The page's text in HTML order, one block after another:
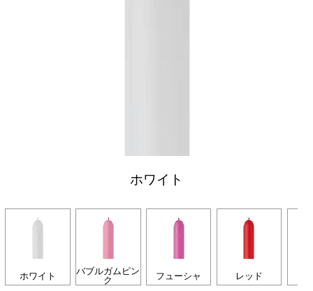
ホワイト
ホワイト バブルガムピン
ク フューシャ レッド